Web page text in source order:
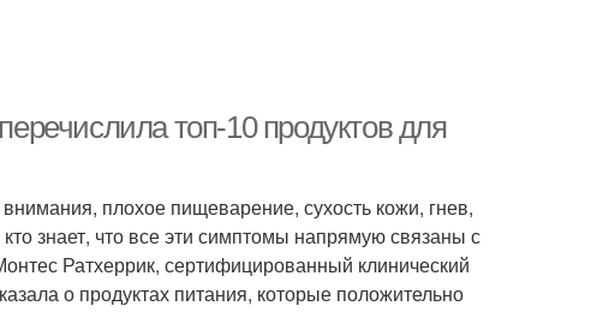
топ-10 продуктов для
плохое пищеварение, сухость кожи, гнев,
знает, что все эти симптомы напрямую связаны с
Ратхеррик, сертифицированный клинический
о продуктах питания, которые положительно